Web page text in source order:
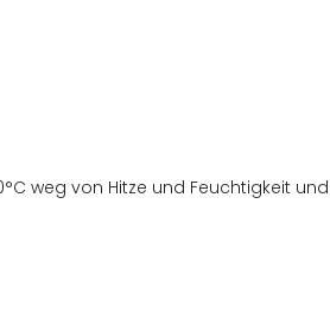
weg von Hitze und Feuchtigkeit und